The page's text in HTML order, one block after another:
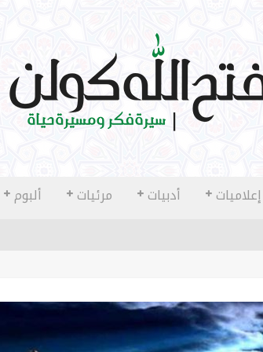
إعلاميات أدبيات مرئيات ألبوم